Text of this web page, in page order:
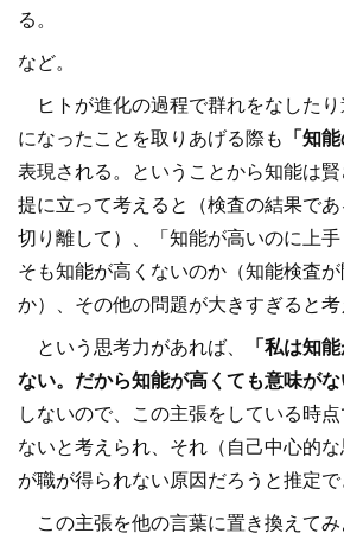
る。
など。
ヒトが進化の過程で群れをなした
になったことを取りあげる際も 「知
表現される。ということから知能は
提に立って考えると（検査の結果で
切り離して）、「知能が高いのに上
そも知能が高くないのか（知能検査
か）、その他の問題が大きすぎると考
という思考力があれば、
「私は知
ない。だから知能が高くても意味がな
しないので、この主張をしている時
ないと考えられ、それ（自己中心的な
が職が得られない原因だろうと推定で
この主張を他の言葉に置き換えてみ